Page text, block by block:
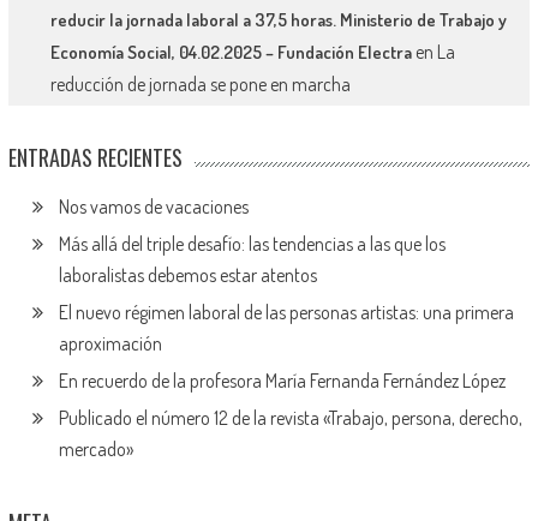
reducir la jornada laboral a 37,5 horas. Ministerio de Trabajo y
Economía Social, 04.02.2025 – Fundación Electraen La
reducción de jornada se pone en marcha
ENTRADAS RECIENTES
Nos vamos de vacaciones
Más allá del triple desafío: las tendencias a las que los
laboralistas debemos estar atentos
El nuevo régimen laboral de las personas artistas: una primera
aproximación
En recuerdo de la profesora María Fernanda Fernández López
Publicado el número 12 de la revista «Trabajo, persona, derecho,
mercado»